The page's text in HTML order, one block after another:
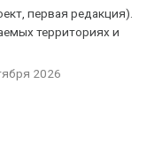
первая редакция).
территориях и
2026